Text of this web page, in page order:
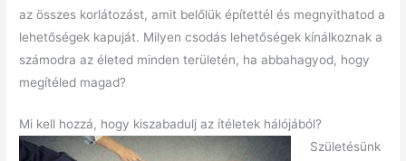
az összes korlátozást, amit belőlük építettél és megnyithatod a
lehetőségek kapuját. Milyen csodás lehetőségek kínálkoznak a
számodra az életed minden területén, ha abbahagyod, hogy
megítéled magad?
Mi kell hozzá, hogy kiszabadulj az ítéletek hálójából?
Születésünk